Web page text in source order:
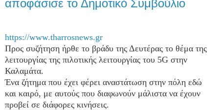
αποφάσισε το Δημοτικό Συμβούλιο
https://www.tharrosnews.gr
Προς συζήτηση ήρθε το βράδυ της Δευτέρας το θέμα της
λειτουργίας της πιλοτικής λειτουργίας του 5G στην
Καλαμάτα.
Ένα ζήτημα που έχει φέρει αναστάτωση στην πόλη εδώ
και καιρό, με αυτούς που διαφωνούν μάλιστα να έχουν
προβεί σε διάφορες κινήσεις.